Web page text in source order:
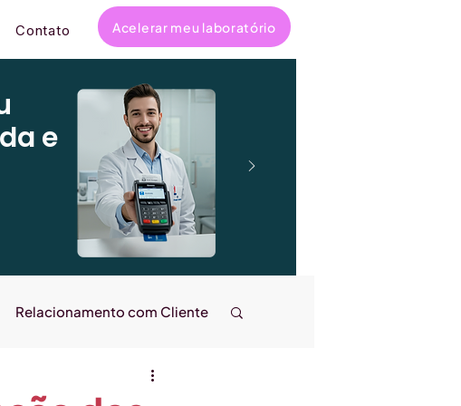
Contato Acelerar meu laboratório
e
Relacionamento com Cliente
Entrevistas